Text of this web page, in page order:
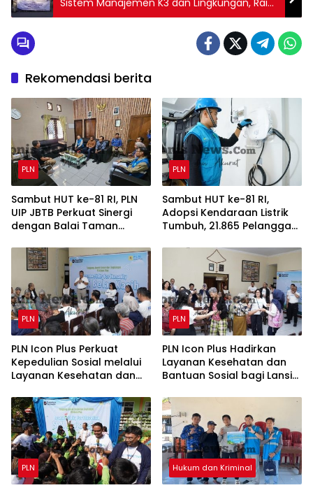
Sistem Manajemen K3 dan Lingkungan, Raih
Sertifikat ISO dan Bendera Emas SMK3
Rekomendasi berita
PLN
Sambut HUT ke-81 RI, PLN
UIP JBTB Perkuat Sinergi
dengan Balai Taman
Kajian Rencana Proyek
SUTET 500 kV Paiton–
Watudodol/Kalipuro
PLN
Sambut HUT ke-81 RI,
Adopsi Kendaraan Listrik
Tumbuh, 21.865 Pelanggan
Charging Services PLN
pada Semester I 2026
PLN
PLN Icon Plus Perkuat
Kepedulian Sosial melalui
Layanan Kesehatan dan
bagi Lansia di Malang
PLN
PLN Icon Plus Hadirkan
Layanan Kesehatan dan
Bantuan Sosial bagi Lansia
Malang
PLN Hukum dan Kriminal